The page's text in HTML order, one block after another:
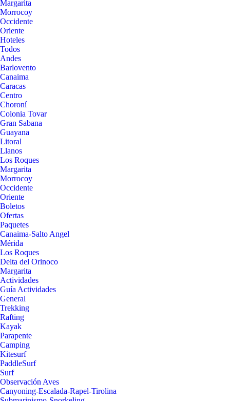
Margarita
Morrocoy
Occidente
Oriente
Hoteles
Todos
Andes
Barlovento
Canaima
Caracas
Centro
Choroní
Colonia Tovar
Gran Sabana
Guayana
Litoral
Llanos
Los Roques
Margarita
Morrocoy
Occidente
Oriente
Boletos
Ofertas
Paquetes
Canaima-Salto Angel
Mérida
Los Roques
Delta del Orinoco
Margarita
Actividades
Guía Actividades
General
Trekking
Rafting
Kayak
Parapente
Camping
Kitesurf
PaddleSurf
Surf
Observación Aves
Canyoning-Escalada-Rapel-Tirolina